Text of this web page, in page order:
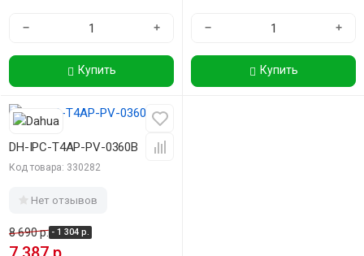
− +
Купить
− +
Купить
-15%
DH-IPC-T4AP-PV-0360B
Код товара: 330282
Нет отзывов
8 690 р. - 1 304 р.